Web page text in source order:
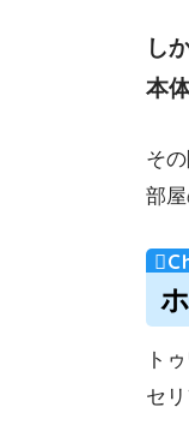
し
本
そ
部
ト
セ